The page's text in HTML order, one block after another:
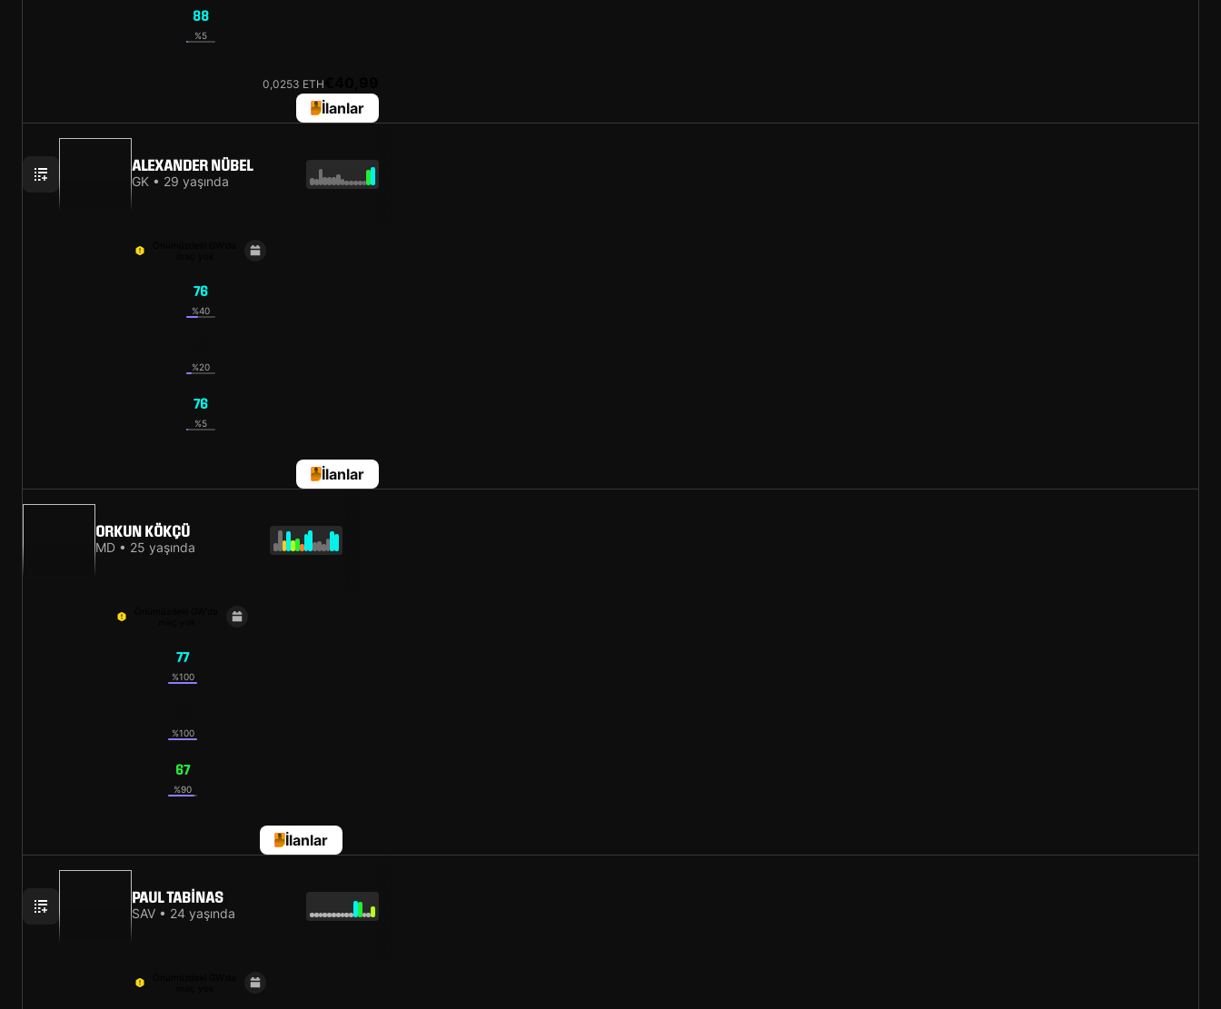
88
%5
0,0253 ETH
İlanlar
ALEXANDER NÜBEL
GK • 29 yaşında
76
%40
%20
76
%5
İlanlar
ORKUN KÖKÇÜ
MD • 25 yaşında
77
%100
%100
67
%90
İlanlar
PAUL TABINAS
SAV • 24 yaşında